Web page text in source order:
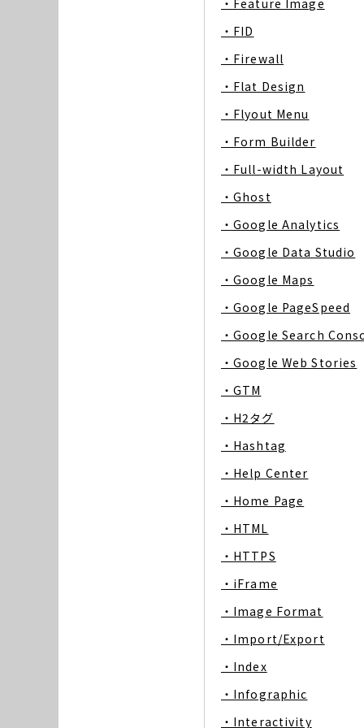
・Feature Image
・FID
・Firewall
・Flat Design
・Flyout Menu
・Form Builder
・Full-width Layout
・Ghost
・Google Analytics
・Google Data Studio
・Google Maps
・Google PageSpeed
・Google Search
・Google Web Stories
・GTM
・H2タグ
・Hashtag
・Help Center
・Home Page
・HTML
・HTTPS
・iFrame
・Image Format
・Import/Export
・Index
・Infographic
・Interactivity